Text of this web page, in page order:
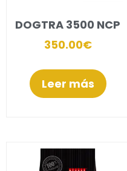
DOGTRA 3500 NCP
350.00€
Leer más